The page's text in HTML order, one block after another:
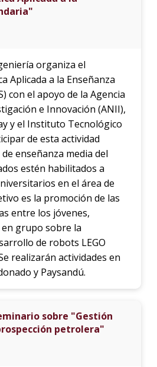
organiza el
Aplicada a la Enseñanza
con el apoyo de la Agencia
e Innovación (ANII),
y el Instituto Tecnológico
de esta actividad
enseñanza media del
estén habilitados a
en el área de
es la promoción de las
entre los jóvenes,
grupo sobre la
de robots LEGO
realizarán actividades en
y Paysandú.
sobre "Gestión
petrolera"